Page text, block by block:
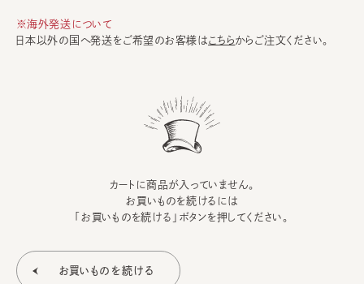
※海外発送について
日本以外の国へ発送をご希望のお客様はこちらからご注文ください。
カートに商品が入っていません。
お買いものを続けるには
「お買いものを続ける」ボタンを押してください。